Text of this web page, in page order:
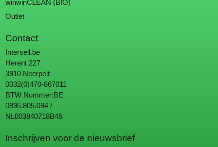
winwinCLEAN (BIO)
Outlet
Contact
Intersell.be
Herent 227
3910 Neerpelt
0032(0)470-867011
BTW Nummer:BE
0895.805.094 /
NL003840718B46
Inschrijven voor de nieuwsbrief